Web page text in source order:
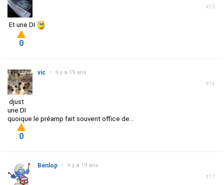
#15
Et une DI
0
#16
vic • il y a 19 ans
djust
une DI
quoique le préamp fait souvent office de...
0
#17
Benlop • il y a 19 ans